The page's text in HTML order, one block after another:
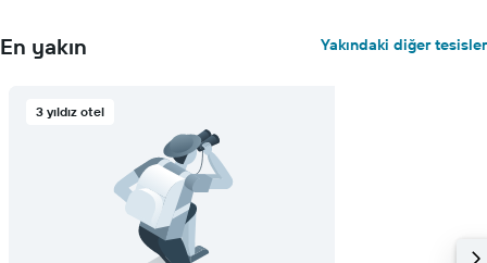
En yakın Yakındaki diğer tesisler
3 yıldız otel